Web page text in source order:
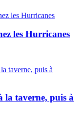
les Hurricanes
la taverne, puis à